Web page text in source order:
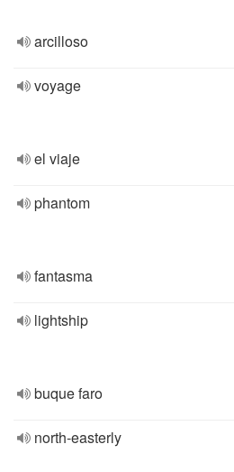
arcilloso
voyage
el viaje
phantom
fantasma
lightship
buque faro
north-easterly